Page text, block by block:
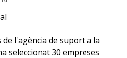
l'agència de suport a la
seleccionat 30 empreses